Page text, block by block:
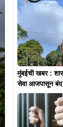
मुंबईची खबर :
सेवा आजपासून बंद